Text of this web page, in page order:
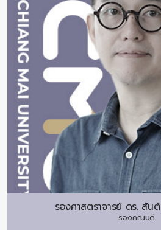
รองศาสตราจารย์ ดร. สัน
รองคณบดี